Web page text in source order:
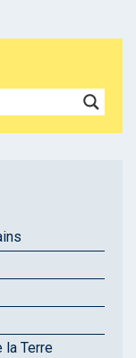
la Terre